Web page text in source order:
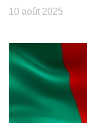
10 août 2025